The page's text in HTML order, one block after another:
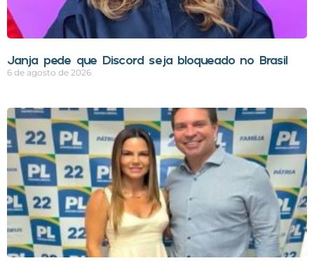
Janja pede que Discord seja bloqueado no Brasil
6 de agosto de 2026